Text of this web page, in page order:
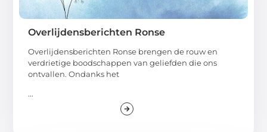
Overlijdensberichten Ronse
Overlijdensberichten Ronse brengen de rouw en
verdrietige boodschappen van geliefden die ons
ontvallen. Ondanks het
...